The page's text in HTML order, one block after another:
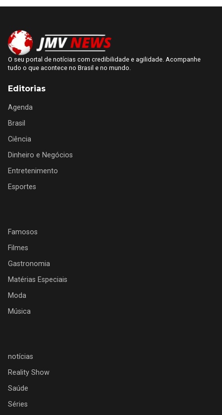
O seu portal de notícias com credibilidade e agilidade. Acompanhe
tudo o que acontece no Brasil e no mundo.
Editorias
Agenda
Brasil
Ciência
Dinheiro e Negócios
Entretenimento
Esportes
Famosos
Filmes
Gastronomia
Matérias Especiais
Moda
Música
notícias
Reality Show
Saúde
Séries